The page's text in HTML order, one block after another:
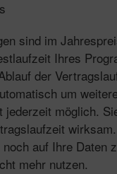
sind im
Ihres
der
um
jederzeit möglich.
auf Ihre Daten
mehr nutzen.